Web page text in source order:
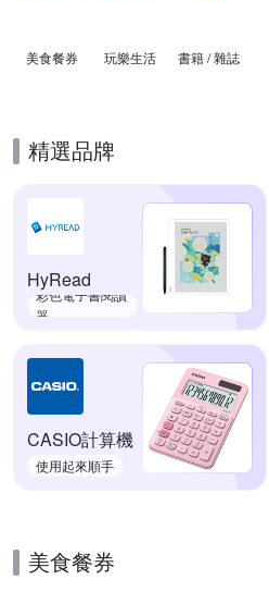
美食餐券 玩樂生活 書籍 / 雜誌
精選品牌
HyRead
彩色電子書閱讀
器
CASIO計算機
使用起來順手
美食餐券